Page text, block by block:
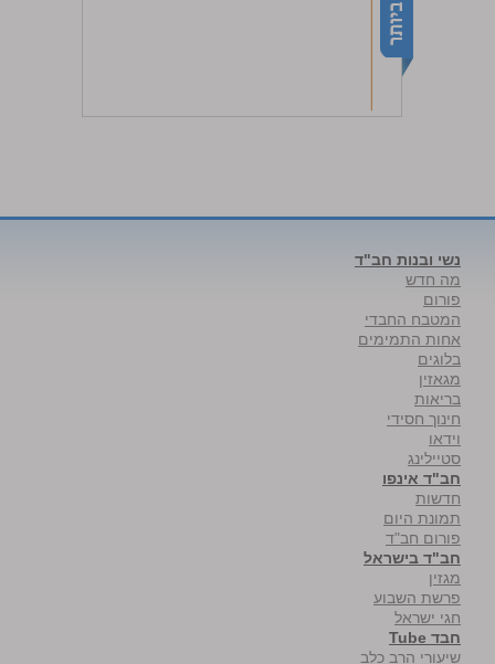
נשי ובנות חב"ד
מה חדש
פורום
המטבח החבדי
אחות התמימים
בלוגים
מגאזין
בריאות
חינוך חסידי
וידאו
סטיילינג
חב"ד אינפו
חדשות
תמונת היום
פורום חב"ד
חב"ד בישראל
מגזין
פרשת השבוע
חגי ישראל
חבד Tube
שיעורי הרב כלב